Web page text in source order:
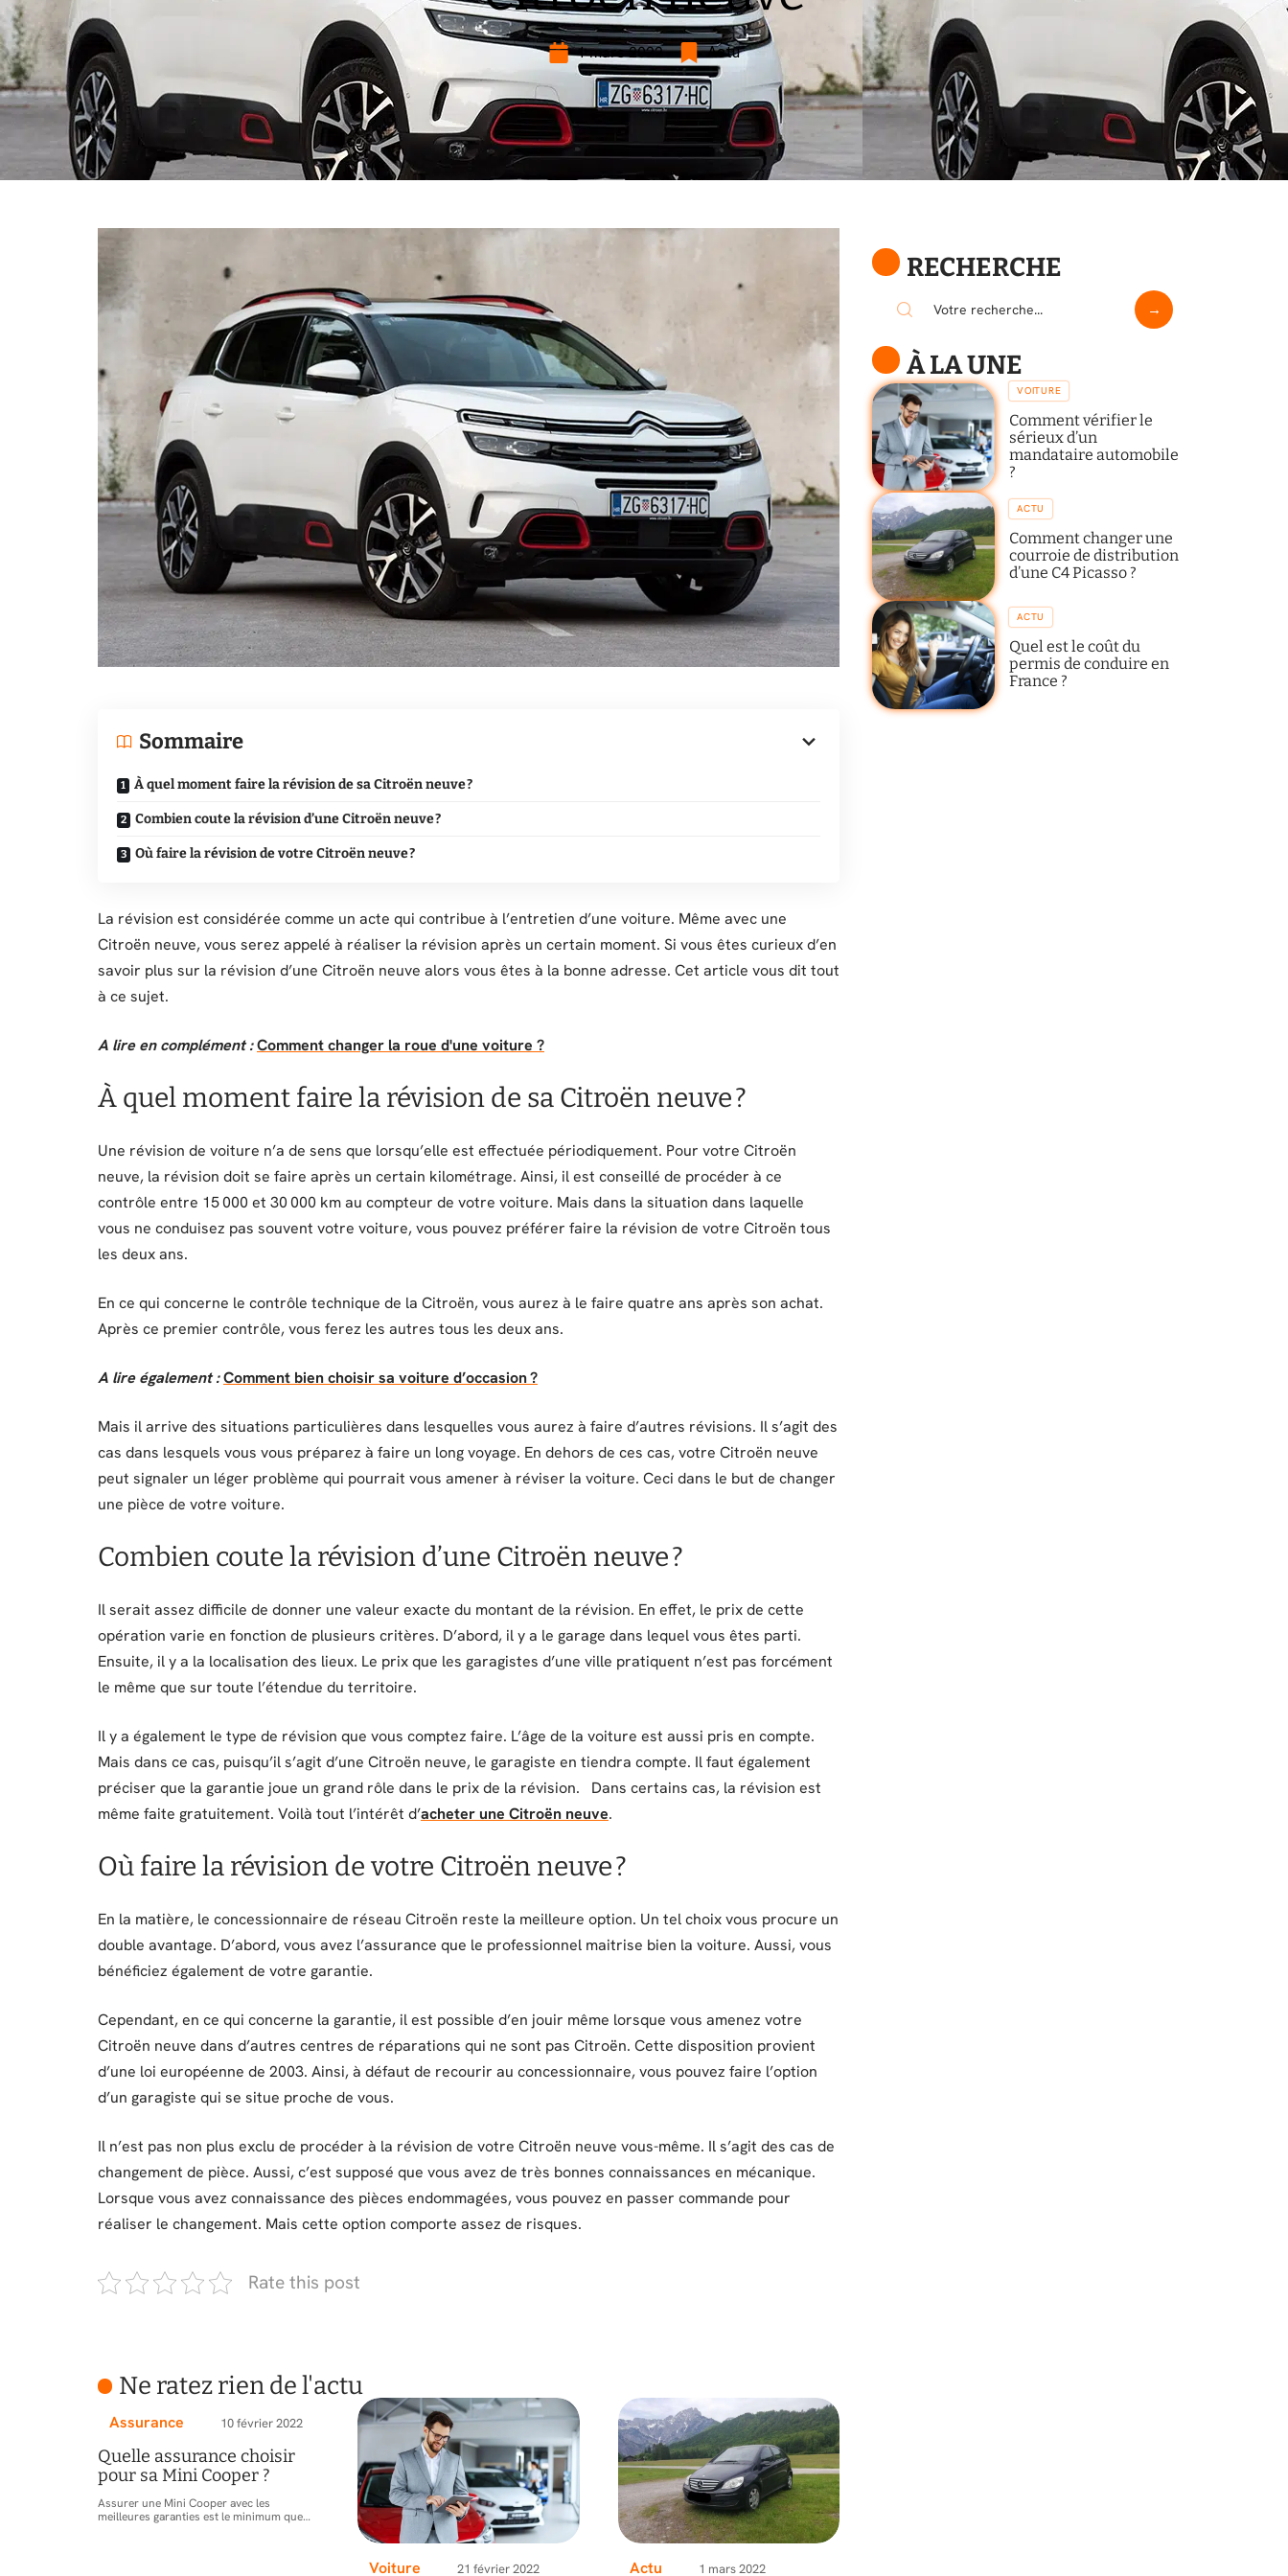
1 mars 2022 Actu
Sommaire
À quel moment faire la révision de sa Citroën neuve ?
Combien coute la révision d’une Citroën neuve ?
Où faire la révision de votre Citroën neuve ?
La révision est considérée comme un acte qui contribue à l’entretien d’une voiture. Même avec une
Citroën neuve, vous serez appelé à réaliser la révision après un certain moment. Si vous êtes curieux d’en
savoir plus sur la révision d’une Citroën neuve alors vous êtes à la bonne adresse. Cet article vous dit tout
à ce sujet.
A lire en complément :Comment changer la roue d'une voiture ?
À quel moment faire la révision de sa Citroën neuve ?
Une révision de voiture n’a de sens que lorsqu’elle est effectuée périodiquement. Pour votre Citroën
neuve, la révision doit se faire après un certain kilométrage. Ainsi, il est conseillé de procéder à ce
contrôle entre 15 000 et 30 000 km au compteur de votre voiture. Mais dans la situation dans laquelle
vous ne conduisez pas souvent votre voiture, vous pouvez préférer faire la révision de votre Citroën tous
les deux ans.
En ce qui concerne le contrôle technique de la Citroën, vous aurez à le faire quatre ans après son achat.
Après ce premier contrôle, vous ferez les autres tous les deux ans.
A lire également :Comment bien choisir sa voiture d’occasion ?
Mais il arrive des situations particulières dans lesquelles vous aurez à faire d’autres révisions. Il s’agit des
cas dans lesquels vous vous préparez à faire un long voyage. En dehors de ces cas, votre Citroën neuve
peut signaler un léger problème qui pourrait vous amener à réviser la voiture. Ceci dans le but de changer
une pièce de votre voiture.
Combien coute la révision d’une Citroën neuve ?
Il serait assez difficile de donner une valeur exacte du montant de la révision. En effet, le prix de cette
opération varie en fonction de plusieurs critères. D’abord, il y a le garage dans lequel vous êtes parti.
Ensuite, il y a la localisation des lieux. Le prix que les garagistes d’une ville pratiquent n’est pas forcément
le même que sur toute l’étendue du territoire.
Il y a également le type de révision que vous comptez faire. L’âge de la voiture est aussi pris en compte.
Mais dans ce cas, puisqu’il s’agit d’une Citroën neuve, le garagiste en tiendra compte. Il faut également
préciser que la garantie joue un grand rôle dans le prix de la révision. Dans certains cas, la révision est
même faite gratuitement. Voilà tout l’intérêt d’acheter une Citroën neuve.
Où faire la révision de votre Citroën neuve ?
En la matière, le concessionnaire de réseau Citroën reste la meilleure option. Un tel choix vous procure un
double avantage. D’abord, vous avez l’assurance que le professionnel maitrise bien la voiture. Aussi, vous
bénéficiez également de votre garantie.
Cependant, en ce qui concerne la garantie, il est possible d’en jouir même lorsque vous amenez votre
Citroën neuve dans d’autres centres de réparations qui ne sont pas Citroën. Cette disposition provient
d’une loi européenne de 2003. Ainsi, à défaut de recourir au concessionnaire, vous pouvez faire l’option
d’un garagiste qui se situe proche de vous.
Il n’est pas non plus exclu de procéder à la révision de votre Citroën neuve vous-même. Il s’agit des cas de
changement de pièce. Aussi, c’est supposé que vous avez de très bonnes connaissances en mécanique.
Lorsque vous avez connaissance des pièces endommagées, vous pouvez en passer commande pour
réaliser le changement. Mais cette option comporte assez de risques.
Rate this post
Ne ratez rien de l'actu
Assurance 10 février 2022
Quelle assurance choisir
pour sa Mini Cooper ?
Assurer une Mini Cooper avec les
meilleures garanties est le minimum que…
Voiture 21 février 2022 Actu 1 mars 2022
RECHERCHE
À LA UNE
VOITURE
Comment vérifier le
sérieux d’un
mandataire automobile
?
ACTU
Comment changer une
courroie de distribution
d’une C4 Picasso ?
ACTU
Quel est le coût du
permis de conduire en
France ?